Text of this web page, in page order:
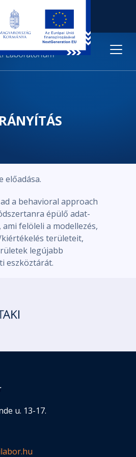
előadása.
a behavioral approach
épülő adat-
felöleli a modellezés,
kiértékelés területeit,
legújabb
eszköztárát.
u. 13-17.